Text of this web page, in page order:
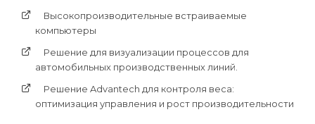
Высокопроизводительные встраиваемые
компьютеры
Решение для визуализации процессов для
автомобильных производственных линий.
Решение Advantech для контроля веса:
оптимизация управления и рост производительности